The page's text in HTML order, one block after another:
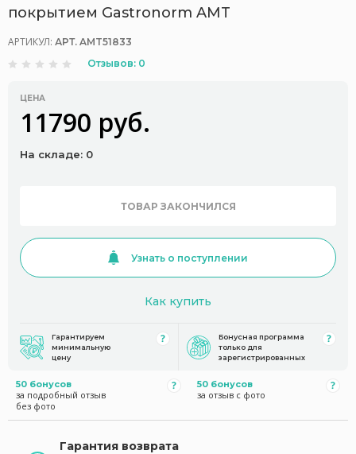
покрытием Gastronorm AMT
АРТИКУЛ: АРТ. AMT51833
Отзывов: 0
ЦЕНА
11790 руб.
На складе: 0
ТОВАР ЗАКОНЧИЛСЯ
Узнать о поступлении
Как купить
Гарантируем
минимальную
цену
Бонусная программа
только для
зарегистрированных
50 бонусов
за подробный отзыв
без фото
50 бонусов
за отзыв с фото
Гарантия возврата